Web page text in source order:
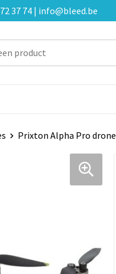
37 74 | info@bleed.be
Prixton Alpha Pro drone